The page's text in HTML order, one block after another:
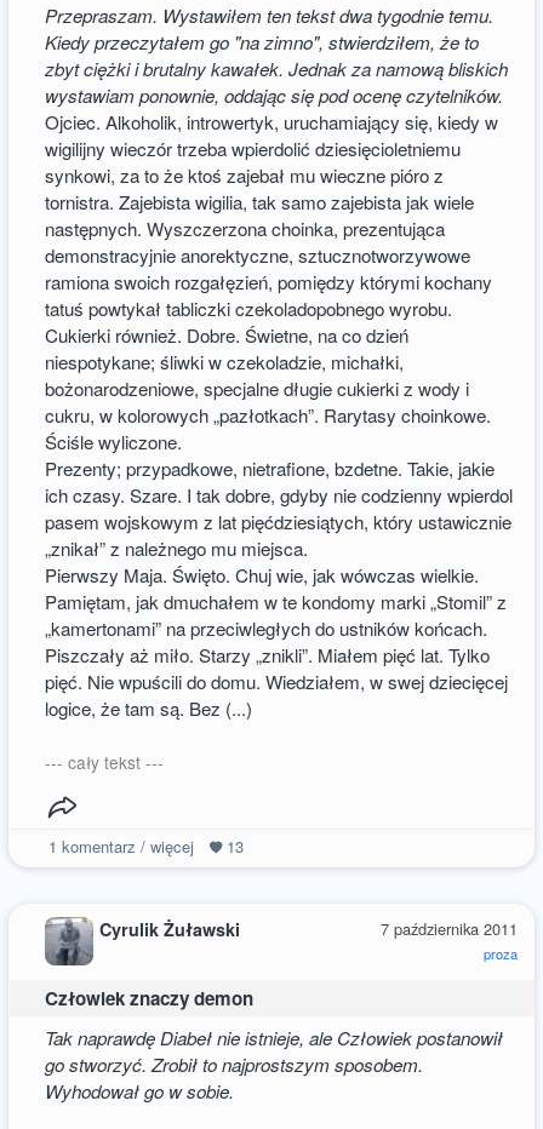
Przepraszam. Wystawiłem ten tekst dwa tygodnie temu.
Kiedy przeczytałem go "na zimno", stwierdziłem, że to
zbyt ciężki i brutalny kawałek. Jednak za namową bliskich
wystawiam ponownie, oddając się pod ocenę czytelników.
Ojciec. Alkoholik, introwertyk, uruchamiający się, kiedy w
wigilijny wieczór trzeba wpierdolić dziesięcioletniemu
synkowi, za to że ktoś zajebał mu wieczne pióro z
tornistra. Zajebista wigilia, tak samo zajebista jak wiele
następnych. Wyszczerzona choinka, prezentująca
demonstracyjnie anorektyczne, sztucznotworzywowe
ramiona swoich rozgałęzień, pomiędzy którymi kochany
tatuś powtykał tabliczki czekoladopobnego wyrobu.
Cukierki również. Dobre. Świetne, na co dzień
niespotykane; śliwki w czekoladzie, michałki,
bożonarodzeniowe, specjalne długie cukierki z wody i
cukru, w kolorowych „pazłotkach”. Rarytasy choinkowe.
Ściśle wyliczone.
Prezenty; przypadkowe, nietrafione, bzdetne. Takie, jakie
ich czasy. Szare. I tak dobre, gdyby nie codzienny wpierdol
pasem wojskowym z lat pięćdziesiątych, który ustawicznie
„znikał” z należnego mu miejsca.
Pierwszy Maja. Święto. Chuj wie, jak wówczas wielkie.
Pamiętam, jak dmuchałem w te kondomy marki „Stomil” z
„kamertonami” na przeciwległych do ustników końcach.
Piszczały aż miło. Starzy „znikli”. Miałem pięć lat. Tylko
pięć. Nie wpuścili do domu. Wiedziałem, w swej dziecięcej
logice, że tam są. Bez (...)
--- cały tekst ---
1 komentarz / więcej 13
7 października 2011
proza
Cyrulik Żuławski
Człowiek znaczy demon
Tak naprawdę Diabeł nie istnieje, ale Człowiek postanowił
go stworzyć. Zrobił to najprostszym sposobem.
Wyhodował go w sobie.